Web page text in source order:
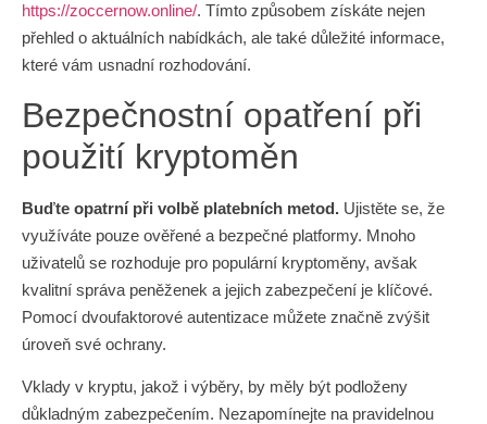
https://zoccernow.online/. Tímto způsobem získáte nejen
přehled o aktuálních nabídkách, ale také důležité informace,
které vám usnadní rozhodování.
Bezpečnostní opatření při
použití kryptoměn
Buďte opatrní při volbě platebních metod. Ujistěte se, že
využíváte pouze ověřené a bezpečné platformy. Mnoho
uživatelů se rozhoduje pro populární kryptoměny, avšak
kvalitní správa peněženek a jejich zabezpečení je klíčové.
Pomocí dvoufaktorové autentizace můžete značně zvýšit
úroveň své ochrany.
Vklady v kryptu, jakož i výběry, by měly být podloženy
důkladným zabezpečením. Nezapomínejte na pravidelnou